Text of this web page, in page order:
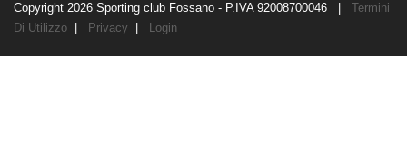
Copyright 2026 Sporting club Fossano - P.IVA 92008700046
Termini
Di Utilizzo
Privacy Login